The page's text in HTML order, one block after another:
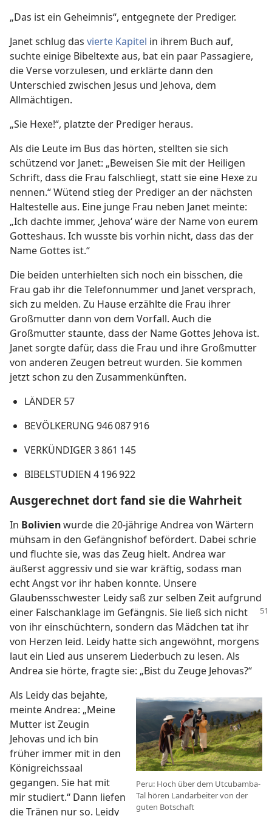
„Das ist ein Geheimnis“, entgegnete der Prediger.
Janet schlug das vierte Kapitel in ihrem Buch auf,
suchte einige Bibeltexte aus, bat ein paar Passagiere,
die Verse vorzulesen, und erklärte dann den
Unterschied zwischen Jesus und Jehova, dem
Allmächtigen.
„Sie Hexe!“, platzte der Prediger heraus.
Als die Leute im Bus das hörten, stellten sie sich
schützend vor Janet: „Beweisen Sie mit der Heiligen
Schrift, dass die Frau falschliegt, statt sie eine Hexe zu
nennen.“ Wütend stieg der Prediger an der nächsten
Haltestelle aus. Eine junge Frau neben Janet meinte:
„Ich dachte immer, ‚Jehova‘ wäre der Name von eurem
Gotteshaus. Ich wusste bis vorhin nicht, dass das der
Name Gottes ist.“
Die beiden unterhielten sich noch ein bisschen, die
Frau gab ihr die Telefonnummer und Janet versprach,
sich zu melden. Zu Hause erzählte die Frau ihrer
Großmutter dann von dem Vorfall. Auch die
Großmutter staunte, dass der Name Gottes Jehova ist.
Janet sorgte dafür, dass die Frau und ihre Großmutter
von anderen Zeugen betreut wurden. Sie kommen
jetzt schon zu den Zusammenkünften.
LÄNDER 57
BEVÖLKERUNG 946 087 916
VERKÜNDIGER 3 861 145
BIBELSTUDIEN 4 196 922
Ausgerechnet dort fand sie die Wahrheit
In Bolivienwurde die 20-jährige Andrea von Wärtern
mühsam in den Gefängnishof befördert. Dabei schrie
und fluchte sie, was das Zeug hielt. Andrea war
äußerst aggressiv und sie war kräftig, sodass man
echt Angst vor ihr haben konnte. Unsere
Glaubensschwester Leidy saß zur selben Zeit aufgrund
einer Falschanklage im Gefängnis. Sie ließ sich nicht
von ihr einschüchtern, sondern das Mädchen tat ihr
von Herzen leid. Leidy hatte sich angewöhnt, morgens
laut ein Lied aus unserem Liederbuch zu lesen. Als
Andrea sie hörte, fragte sie: „Bist du Zeuge Jehovas?“
Peru: Hoch über dem Utcubamba-
Tal hören Landarbeiter von der
guten Botschaft
Als Leidy das bejahte,
meinte Andrea: „Meine
Mutter ist Zeugin
Jehovas und ich bin
früher immer mit in den
Königreichssaal
gegangen. Sie hat mit
mir studiert.“ Dann liefen
die Tränen nur so. Leidy